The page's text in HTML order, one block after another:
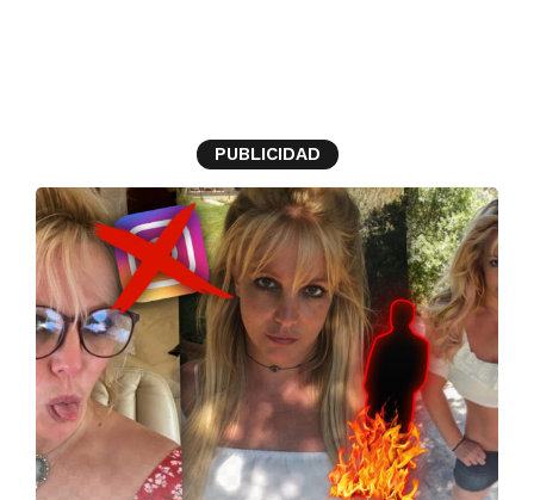
PUBLICIDAD